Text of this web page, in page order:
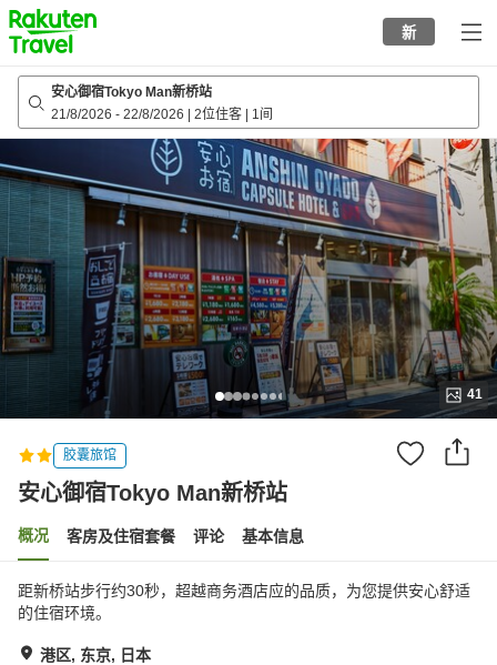
to
top
page
新
安心御宿Tokyo Man新桥站
21/8/2026 - 22/8/2026 2位住客 1间
41
胶囊旅馆
安心御宿Tokyo Man新桥站
概况 客房及住宿套餐 评论 基本信息
距新桥站步行约30秒，超越商务酒店应的品质，为您提供安心舒适
的住宿环境。
港区, 东京, 日本